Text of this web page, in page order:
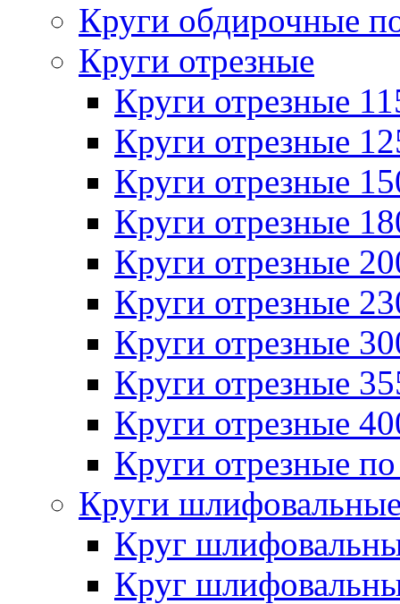
Круги обдирочные
Круги отрезные
Круги отрезные
Круги отрезные
Круги отрезные
Круги отрезные
Круги отрезные
Круги отрезные
Круги отрезные
Круги отрезные
Круги отрезные
Круги отрезные
Круги
Круг
Круг